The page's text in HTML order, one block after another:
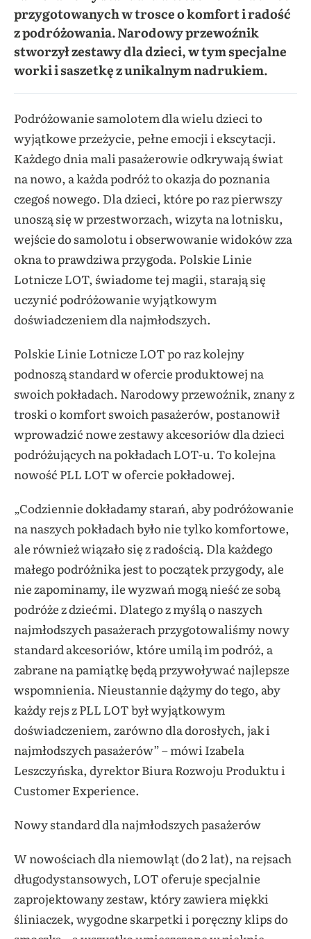
przygotowanych w trosce o komfort i radość
z podróżowania. Narodowy przewoźnik
stworzył zestawy dla dzieci, w tym specjalne
worki i saszetkę z unikalnym nadrukiem.
Podróżowanie samolotem dla wielu dzieci to
wyjątkowe przeżycie, pełne emocji i ekscytacji.
Każdego dnia mali pasażerowie odkrywają świat
na nowo, a każda podróż to okazja do poznania
czegoś nowego. Dla dzieci, które po raz pierwszy
unoszą się w przestworzach, wizyta na lotnisku,
wejście do samolotu i obserwowanie widoków zza
okna to prawdziwa przygoda. Polskie Linie
Lotnicze LOT, świadome tej magii, starają się
uczynić podróżowanie wyjątkowym
doświadczeniem dla najmłodszych.
Polskie Linie Lotnicze LOT po raz kolejny
podnoszą standard w ofercie produktowej na
swoich pokładach. Narodowy przewoźnik, znany z
troski o komfort swoich pasażerów, postanowił
wprowadzić nowe zestawy akcesoriów dla dzieci
podróżujących na pokładach LOT-u. To kolejna
nowość PLL LOT w ofercie pokładowej.
„Codziennie dokładamy starań, aby podróżowanie
na naszych pokładach było nie tylko komfortowe,
ale również wiązało się z radością. Dla każdego
małego podróżnika jest to początek przygody, ale
nie zapominamy, ile wyzwań mogą nieść ze sobą
podróże z dziećmi. Dlatego z myślą o naszych
najmłodszych pasażerach przygotowaliśmy nowy
standard akcesoriów, które umilą im podróż, a
zabrane na pamiątkę będą przywoływać najlepsze
wspomnienia. Nieustannie dążymy do tego, aby
każdy rejs z PLL LOT był wyjątkowym
doświadczeniem, zarówno dla dorosłych, jak i
najmłodszych pasażerów” – mówi Izabela
Leszczyńska, dyrektor Biura Rozwoju Produktu i
Customer Experience.
Nowy standard dla najmłodszych pasażerów
W nowościach dla niemowląt (do 2 lat), na rejsach
długodystansowych, LOT oferuje specjalnie
zaprojektowany zestaw, który zawiera miękki
śliniaczek, wygodne skarpetki i poręczny klips do